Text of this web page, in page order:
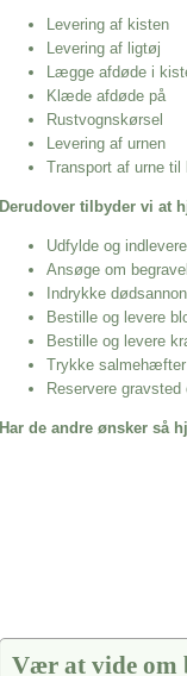
Levering af kisten
Levering af ligtøj
Lægge afdøde i
Klæde afdøde på
Rustvognskørsel
Levering af urnen
Transport af urne til
Derudover tilbyder vi at
Udfylde og
Ansøge om
Indrykke
Bestille og levere
Bestille og levere
Trykke salmehæfter
Reservere
Har de andre ønsker så
Vær at vide om